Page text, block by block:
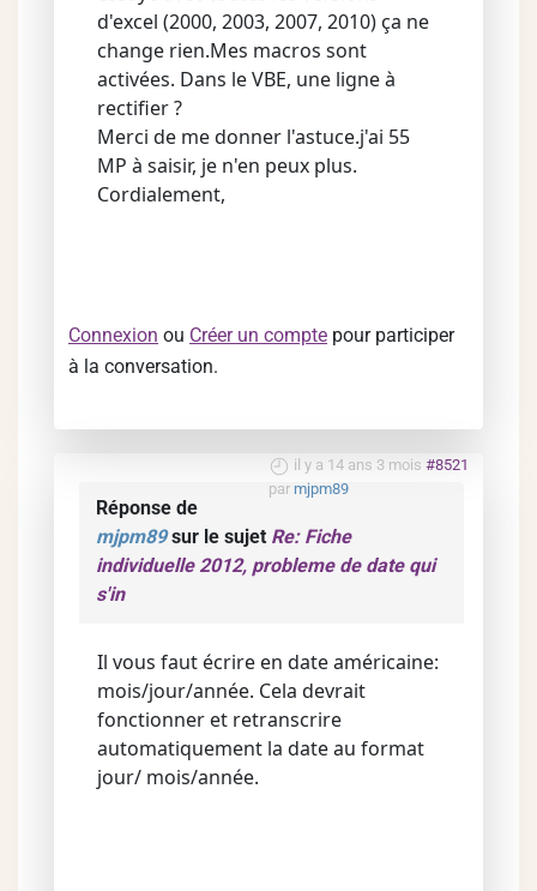
d'excel (2000, 2003, 2007, 2010) ça ne
change rien.Mes macros sont
activées. Dans le VBE, une ligne à
rectifier ?
Merci de me donner l'astuce.j'ai 55
MP à saisir, je n'en peux plus.
Cordialement,
Connexion ou Créer un compte pour participer
à la conversation.
il y a 14 ans 3 mois #8521
par mjpm89
Réponse de
mjpm89sur le sujet Re: Fiche
individuelle 2012, probleme de date qui
s'in
Il vous faut écrire en date américaine:
mois/jour/année. Cela devrait
fonctionner et retranscrire
automatiquement la date au format
jour/ mois/année.